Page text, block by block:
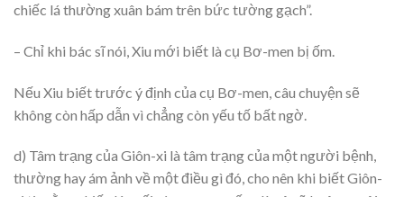
chiếc lá thường xuân bám trên bức tường gạch”.
– Chỉ khi bác sĩ nói, Xiu mới biết là cụ Bơ-men bị ốm.
Nếu Xiu biết trước ý định của cụ Bơ-men, câu chuyện sẽ
không còn hấp dẫn vì chẳng còn yếu tố bất ngờ.
d) Tâm trạng của Giôn-xi là tâm trạng của một người bệnh,
thường hay ám ảnh về một điều gì đó, cho nên khi biết Giôn-